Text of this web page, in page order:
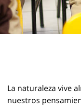
La naturaleza vive
nuestros